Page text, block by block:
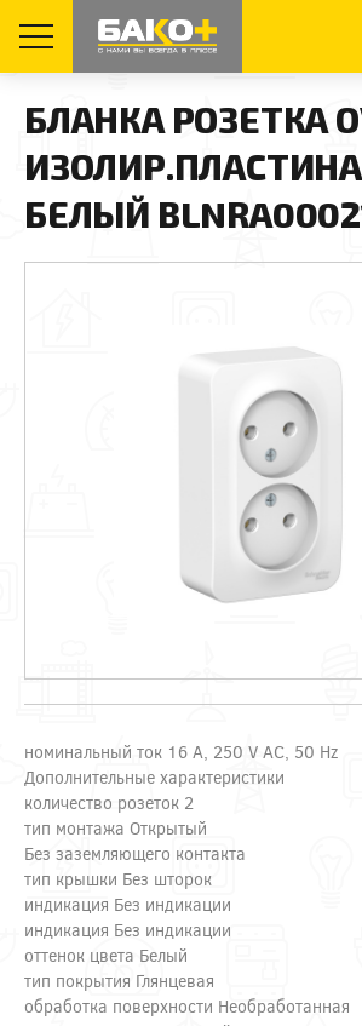
БЛАНКА РОЗЕТКА
ИЗОЛИР.ПЛАСТИНА
БЕЛЫЙ
номинальный ток 16 A, 250 V AC, 50 Hz
Дополнительные характеристики
количество розеток 2
тип монтажа Открытый
Без заземляющего контакта
тип крышки Без шторок
индикация Без индикации
индикация Без индикации
оттенок цвета Белый
тип покрытия Глянцевая
обработка поверхности Необработанная